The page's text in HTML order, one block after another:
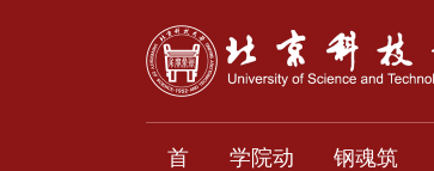
首 学院动 钢魂筑